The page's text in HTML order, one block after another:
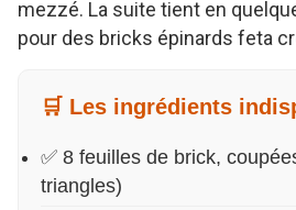
mezzé. La suite tient en
pour des bricks épinards feta
🛒 Les ingrédients
✅ 8 feuilles de brick,
triangles)